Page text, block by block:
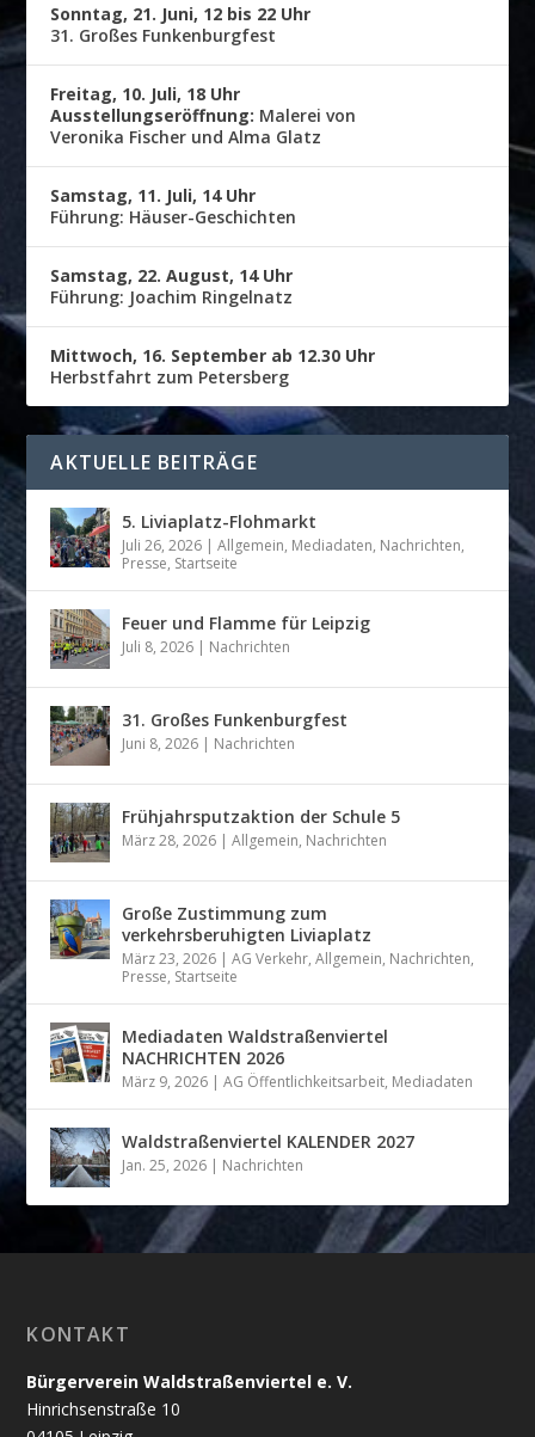
Sonntag, 21. Juni, 12 bis 22 Uhr
31. Großes Funkenburgfest
Freitag, 10. Juli, 18 Uhr
Ausstellungseröffnung: Malerei von
Veronika Fischer und Alma Glatz
Samstag, 11. Juli, 14 Uhr
Führung: Häuser-Geschichten
Samstag, 22. August, 14 Uhr
Führung: Joachim Ringelnatz
Mittwoch, 16. September ab 12.30 Uhr
Herbstfahrt zum Petersberg
AKTUELLE BEITRÄGE
5. Liviaplatz-Flohmarkt
Juli 26, 2026 |Allgemein, Mediadaten, Nachrichten,
Presse, Startseite
Feuer und Flamme für Leipzig
Juli 8, 2026 Nachrichten
31. Großes Funkenburgfest
Juni 8, 2026 Nachrichten
Frühjahrsputzaktion der Schule 5
März 28, 2026 |Allgemein, Nachrichten
Große Zustimmung zum
verkehrsberuhigten Liviaplatz
März 23, 2026 |AG Verkehr,Allgemein, Nachrichten,
Presse, Startseite
Mediadaten Waldstraßenviertel
NACHRICHTEN 2026
März 9, 2026 |AG Öffentlichkeitsarbeit, Mediadaten
Waldstraßenviertel KALENDER 2027
Jan. 25, 2026 Nachrichten
KONTAKT
Bürgerverein Waldstraßenviertel e. V.
Hinrichsenstraße 10